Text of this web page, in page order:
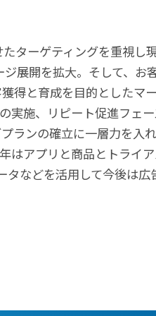
ターゲティングを重視し
展開を拡大。そして、お
得と育成を目的としたマ
実施、リピート促進フェ
ランの確立に一層力を入
はアプリと商品とトライ
などを活用して今後は広